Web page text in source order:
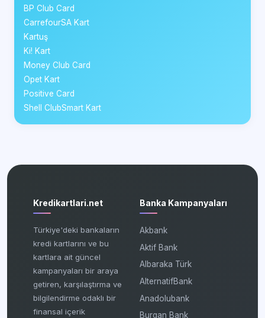
BP Club Card
CarrefourSA Kart
Kartuş
Ki! Kart
Money Club Card
Opet Kart
Positive Card
Shell ClubSmart Kart
Kredikartlari.net
Türkiye'deki bankaların
kredi kartlarını ve bu
kartlara ait güncel
kampanyaları bir araya
getiren, karşılaştırma ve
bilgilendirme odaklı bir
finansal içerik
Banka Kampanyaları
Akbank
Aktif Bank
Albaraka Türk
AlternatifBank
Anadolubank
Burgan Bank